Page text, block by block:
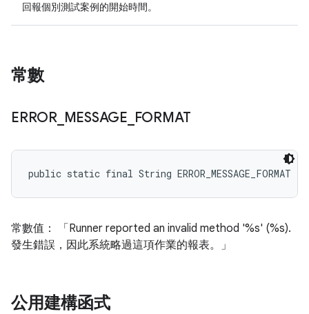
回報個別測試案例的開始時間。
常數
ERROR_ MESSAGE FORMAT
public static final String ERROR_MESSAGE_FORMAT
常數值： 「Runner reported an invalid method '%s' (%s).
發生錯誤，因此系統略過這項作業的報表。」
公用建構函式